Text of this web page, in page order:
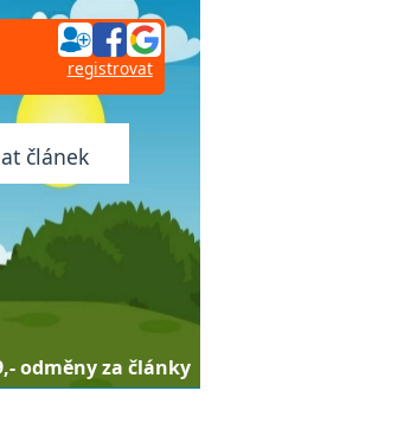
registrovat
článek
odměny za články